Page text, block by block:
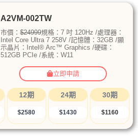
002TW
市價： $24999規格：7 吋 120Hz /處理器：
Intel Core Ultra 7 258V /記憶體：32GB /顯
示晶片：Intel® Arc™ Graphics /硬碟：
512GB PCIe /系統：W11
立即申請
12期
$2580
24期
$1430
30期
$1160